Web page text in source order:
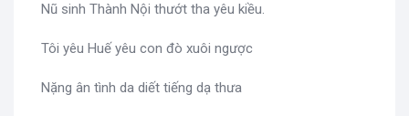
Nũ sinh Thành Nội thướt tha yêu kiều.
Tôi yêu Huế yêu con đò xuôi ngược
Nặng ân tình da diết tiếng dạ thưa